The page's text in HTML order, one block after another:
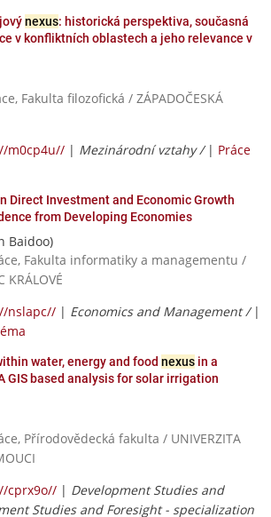
nexus: historická perspektiva, současná
v konfliktních oblastech a jeho relevance v
Fakulta filozofická / ZÁPADOČESKÁ
m0cp4u// | Mezinárodní vztahy / | Práce
Direct Investment and Economic Growth
from Developing Economies
Baidoo)
Fakulta informatiky a managementu /
KRÁLOVÉ
nslapc// | Economics and Management / |
water, energy and food nexus in a
GIS based analysis for solar irrigation
Přírodovědecká fakulta / UNIVERZITA
cprx9o// | Development Studies and
Studies and Foresight - specialization